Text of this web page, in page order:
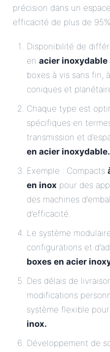
précision dans un
efficacité de plus de
Disponibilité de
en acier
boxes à vis sans fin,
coniques et
Chaque type est
spécifiques en
transmission et
en acier inoxydable.
Exemple : Compacts
en inox pour des
des machines
d’efficacité.
Le système
configurations et
boxes en acier
Des délais de
modifications
système flexible pour
inox..
Développement de